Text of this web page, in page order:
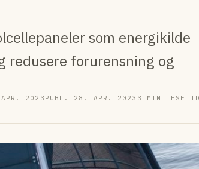
som energikilde
redusere forurensning og
APR. 2023 PUBL. 28. APR. 2023 3 MIN LESETID